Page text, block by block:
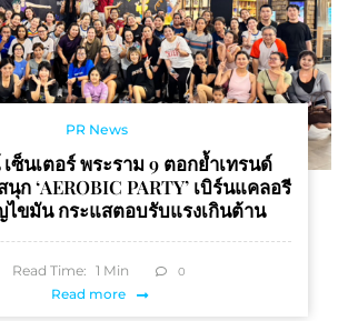
PR News
เซ็นเตอร์ พระราม 9 ตอกย้ำเทรนด์
ก ‘AEROBIC PARTY’ เบิร์นแคลอรี
ไขมัน กระแสตอบรับแรงเกินต้าน
Read Time: 1 Min 0
Read more